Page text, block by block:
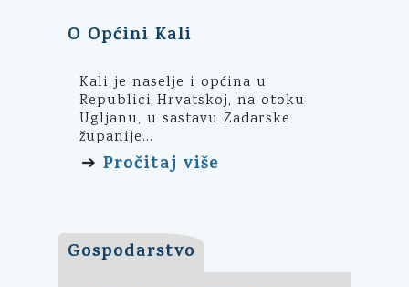
O Općini Kali
Kali je naselje i općina u
Republici Hrvatskoj, na otoku
Ugljanu, u sastavu Zadarske
županije...
➔ Pročitaj više
Gospodarstvo